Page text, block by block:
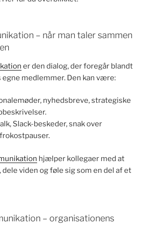
– når man taler sammen
er den dialog, der foregår blandt
medlemmer. Den kan være:
nyhedsbreve, strategiske
Slack-beskeder, snak over
hjælper kollegaer med at
viden og føle sig som en del af et
– organisationens